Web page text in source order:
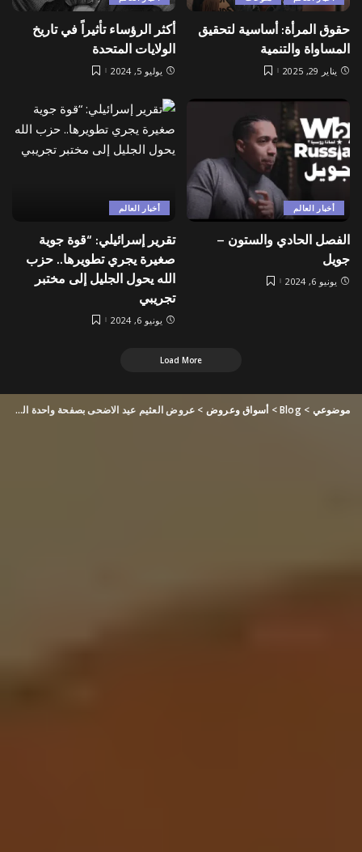
حقوق المرأة: أساسية لتحقيق
المساواة والتنمية
يناير 29, 2025
أكثر الرؤساء تأثيراً في تاريخ
الولايات المتحدة
يوليو 5, 2024
أخبار العالم
الفصل الحادي والستون –
جويل
يونيو 6, 2024
أخبار العالم
تقرير إسرائيلي: “قوة جوية
صغيرة يجري تطويرها.. حزب
الله يحول الجليل إلى مختبر
تجريبي
يونيو 6, 2024
Load More
موضوعي >
Blog
> أسواق وعروض > عروض العثيم عيد الاضحى بصفحة واحدة الأسبوعية 5-6-2024